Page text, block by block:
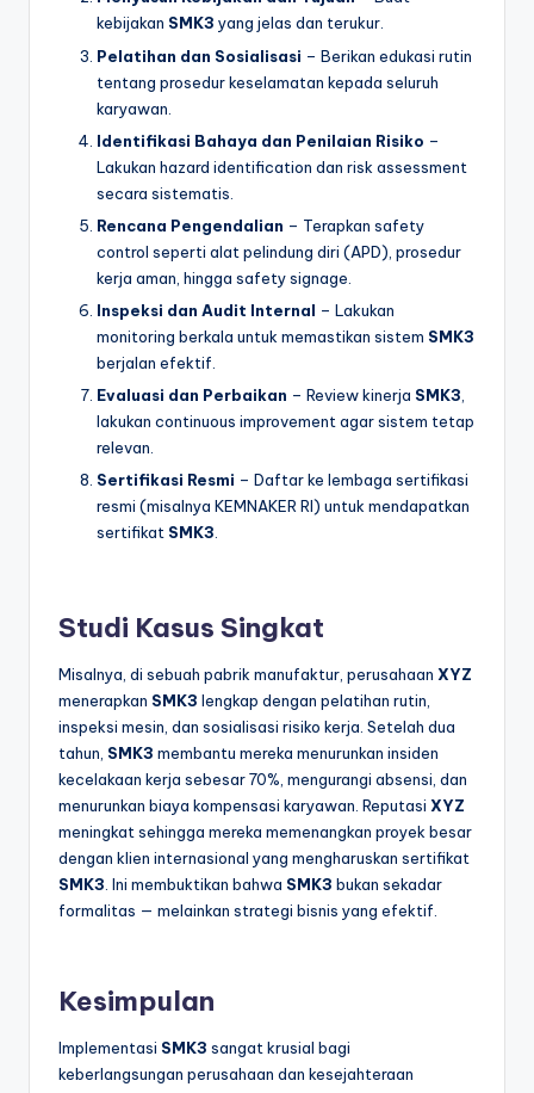
kebijakan SMK3 yang jelas dan terukur.
Pelatihan dan Sosialisasi – Berikan edukasi rutin
tentang prosedur keselamatan kepada seluruh
karyawan.
Identifikasi Bahaya dan Penilaian Risiko –
Lakukan hazard identification dan risk assessment
secara sistematis.
Rencana Pengendalian – Terapkan safety
control seperti alat pelindung diri (APD), prosedur
kerja aman, hingga safety signage.
Inspeksi dan Audit Internal – Lakukan
monitoring berkala untuk memastikan sistem SMK3
berjalan efektif.
Evaluasi dan Perbaikan – Review kinerja SMK3
lakukan continuous improvement agar sistem tetap
relevan.
Sertifikasi Resmi – Daftar ke lembaga sertifikasi
resmi (misalnya KEMNAKER RI) untuk mendapatkan
sertifikat SMK3
Studi Kasus Singkat
Misalnya, di sebuah pabrik manufaktur, perusahaan XYZ
menerapkan SMK3 lengkap dengan pelatihan rutin,
inspeksi mesin, dan sosialisasi risiko kerja. Setelah dua
tahun, SMK3 membantu mereka menurunkan insiden
kecelakaan kerja sebesar 70%, mengurangi absensi, dan
menurunkan biaya kompensasi karyawan. Reputasi XYZ
meningkat sehingga mereka memenangkan proyek besar
dengan klien internasional yang mengharuskan sertifikat
SMK3 . Ini membuktikan bahwa SMK3 bukan sekadar
formalitas — melainkan strategi bisnis yang efektif.
Kesimpulan
Implementasi SMK3 sangat krusial bagi
keberlangsungan perusahaan dan kesejahteraan